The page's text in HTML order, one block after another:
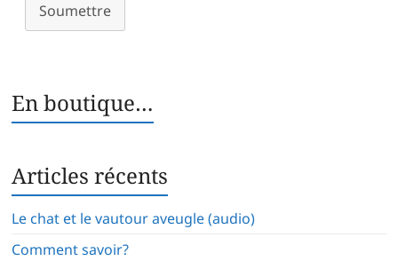
Soumettre
En boutique…
Articles récents
Le chat et le vautour aveugle (audio)
Comment savoir?